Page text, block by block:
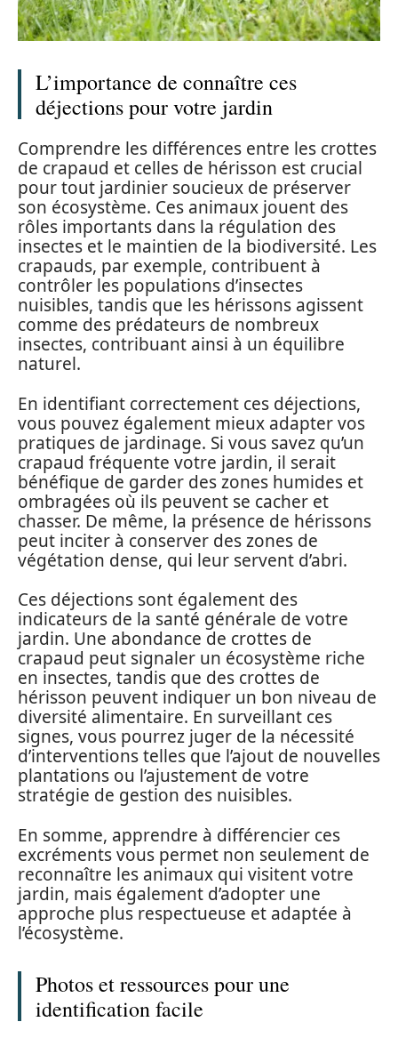
L’importance de connaître ces
déjections pour votre jardin
Comprendre les différences entre les crottes
de crapaud et celles de hérisson est crucial
pour tout jardinier soucieux de préserver
son écosystème. Ces animaux jouent des
rôles importants dans la régulation des
insectes et le maintien de la biodiversité. Les
crapauds, par exemple, contribuent à
contrôler les populations d’insectes
nuisibles, tandis que les hérissons agissent
comme des prédateurs de nombreux
insectes, contribuant ainsi à un équilibre
naturel.
En identifiant correctement ces déjections,
vous pouvez également mieux adapter vos
pratiques de jardinage. Si vous savez qu’un
crapaud fréquente votre jardin, il serait
bénéfique de garder des zones humides et
ombragées où ils peuvent se cacher et
chasser. De même, la présence de hérissons
peut inciter à conserver des zones de
végétation dense, qui leur servent d’abri.
Ces déjections sont également des
indicateurs de la santé générale de votre
jardin. Une abondance de crottes de
crapaud peut signaler un écosystème riche
en insectes, tandis que des crottes de
hérisson peuvent indiquer un bon niveau de
diversité alimentaire. En surveillant ces
signes, vous pourrez juger de la nécessité
d’interventions telles que l’ajout de nouvelles
plantations ou l’ajustement de votre
stratégie de gestion des nuisibles.
En somme, apprendre à différencier ces
excréments vous permet non seulement de
reconnaître les animaux qui visitent votre
jardin, mais également d’adopter une
approche plus respectueuse et adaptée à
l’écosystème.
Photos et ressources pour une
identification facile